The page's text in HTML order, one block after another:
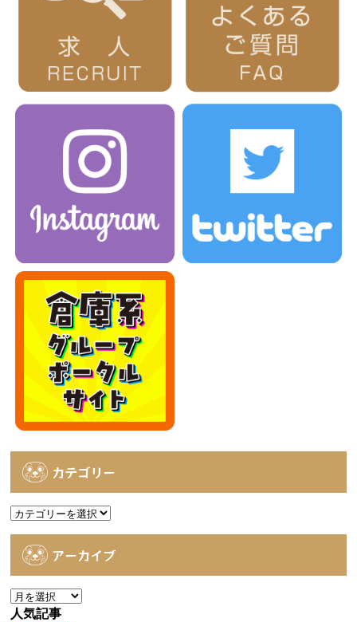
カテゴリー
カ
アーカイブ
ア
ー
人気記事